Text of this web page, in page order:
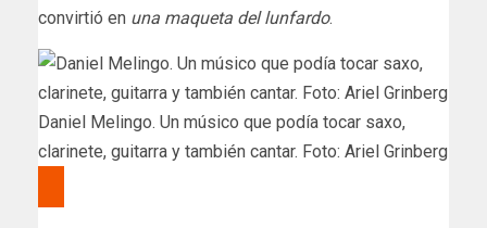
convirtió en una maqueta del lunfardo.
Daniel Melingo. Un músico que podía tocar saxo,
clarinete, guitarra y también cantar. Foto: Ariel Grinberg